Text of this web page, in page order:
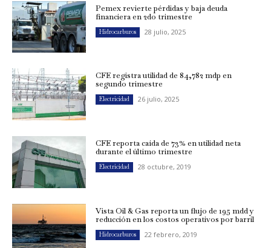
Pemex revierte pérdidas y baja deuda
financiera en 2do trimestre
Hidrocarburos 28 julio, 2025
CFE registra utilidad de 84,782 mdp en
segundo trimestre
Electricidad 26 julio, 2025
CFE reporta caída de 73% en utilidad neta
durante el último trimestre
Electricidad 28 octubre, 2019
Vista Oil & Gas reporta un flujo de 195 mdd y
reducción en los costos operativos por barril
Hidrocarburos 22 febrero, 2019